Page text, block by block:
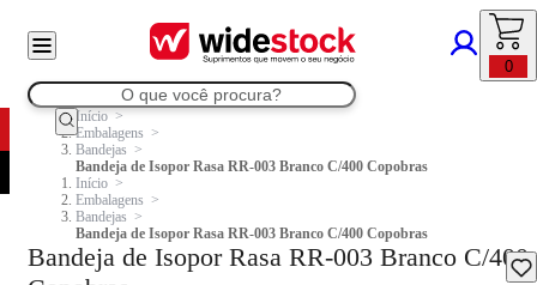
0
Início
Embalagens
Bandejas
Bandeja de Isopor Rasa RR-003 Branco C/400 Copobras
Início
Embalagens
Bandejas
Bandeja de Isopor Rasa RR-003 Branco C/400 Copobras
Bandeja de Isopor Rasa RR-003 Branco C/400